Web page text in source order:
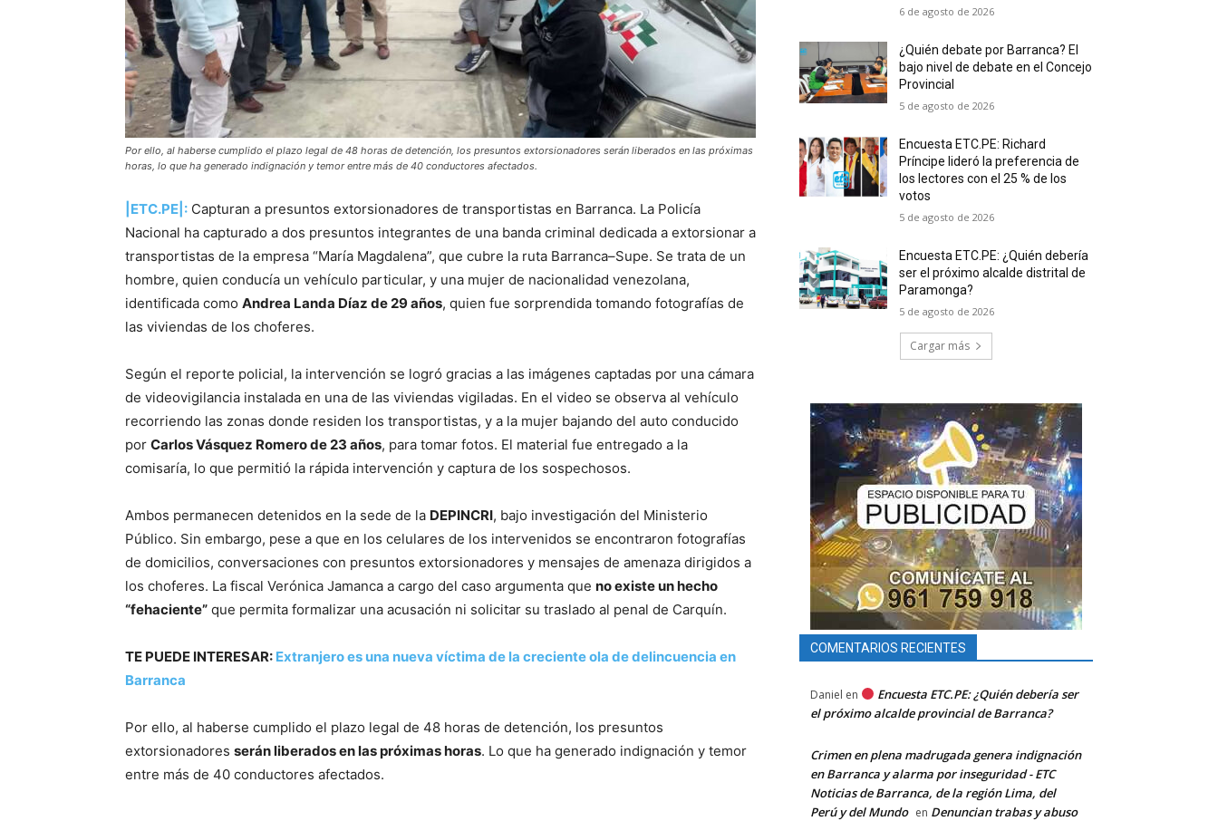
Por ello, al haberse cumplido el plazo legal de 48 horas de detención, los presuntos extorsionadores serán liberados en las próximas
horas, lo que ha generado indignación y temor entre más de 40 conductores afectados.
|ETC.PE|: Capturan a presuntos extorsionadores de transportistas en Barranca. La Policía
Nacional ha capturado a dos presuntos integrantes de una banda criminal dedicada a extorsionar a
transportistas de la empresa “María Magdalena”, que cubre la ruta Barranca–Supe. Se trata de un
hombre, quien conducía un vehículo particular, y una mujer de nacionalidad venezolana,
identificada como Andrea Landa Díaz de 29 años, quien fue sorprendida tomando fotografías de
las viviendas de los choferes.
Según el reporte policial, la intervención se logró gracias a las imágenes captadas por una cámara
de videovigilancia instalada en una de las viviendas vigiladas. En el video se observa al vehículo
recorriendo las zonas donde residen los transportistas, y a la mujer bajando del auto conducido
por Carlos Vásquez Romero de 23 años, para tomar fotos. El material fue entregado a la
comisaría, lo que permitió la rápida intervención y captura de los sospechosos.
Ambos permanecen detenidos en la sede de la DEPINCRI, bajo investigación del Ministerio
Público. Sin embargo, pese a que en los celulares de los intervenidos se encontraron fotografías
de domicilios, conversaciones con presuntos extorsionadores y mensajes de amenaza dirigidos a
los choferes. La fiscal Verónica Jamanca a cargo del caso argumenta que no existe un hecho
“fehaciente” que permita formalizar una acusación ni solicitar su traslado al penal de Carquín.
TE PUEDE INTERESAR: Extranjero es una nueva víctima de la creciente ola de delincuencia en
Barranca
Por ello, al haberse cumplido el plazo legal de 48 horas de detención, los presuntos
extorsionadores serán liberados en las próximas horas. Lo que ha generado indignación y temor
entre más de 40 conductores afectados.
6 de agosto de 2026
¿Quién debate por Barranca? El
bajo nivel de debate en el Concejo
Provincial
5 de agosto de 2026
Encuesta ETC.PE: Richard
Príncipe lideró la preferencia de
los lectores con el 25 % de los
votos
5 de agosto de 2026
Encuesta ETC.PE: ¿Quién debería
ser el próximo alcalde distrital de
Paramonga?
5 de agosto de 2026
Cargar más
COMENTARIOS RECIENTES
Daniel en
Encuesta ETC.PE: ¿Quién debería ser
el próximo alcalde provincial de Barranca?
Crimen en plena madrugada genera indignación
en Barranca y alarma por inseguridad - ETC
Noticias de Barranca, de la región Lima, del
Perú y del Mundo en Denuncian trabas y abuso